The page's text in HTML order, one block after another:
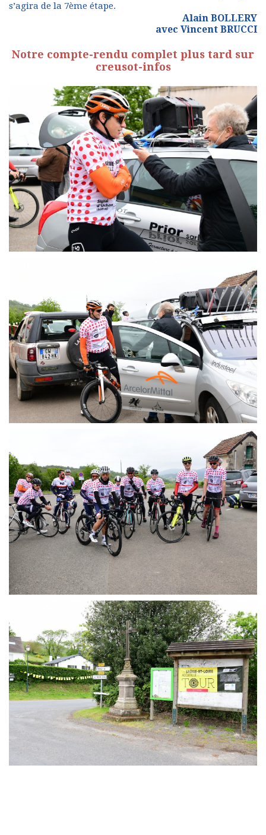
s’agira de la 7ème étape.
Alain BOLLERY
avec Vincent BRUCCI
Notre compte-rendu complet plus tard sur
creusot-infos